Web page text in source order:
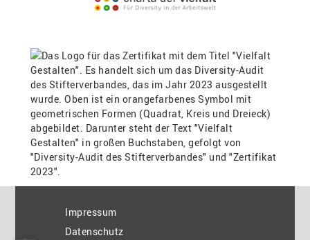
Impressum
Datenschutz